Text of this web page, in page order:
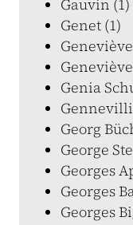
Gauvin (1)
Genet (1)
Genia
Georg
George
Georges
Georges
Georges